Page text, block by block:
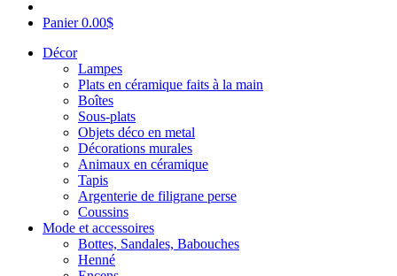
Panier0.00$
Décor
Lampes
Plats en céramique faits à la main
Boîtes
Sous-plats
Objets déco en metal
Décorations murales
Animaux en céramique
Tapis
Argenterie de filigrane perse
Coussins
Mode et accessoires
Bottes, Sandales, Babouches
Henné